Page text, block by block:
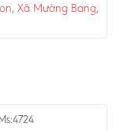
, Xã Mường Bang,